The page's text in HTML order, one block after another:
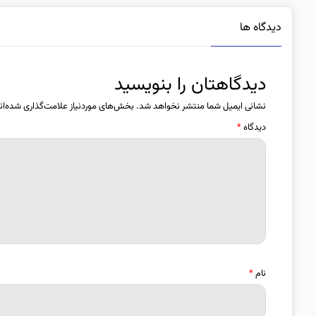
دیدگاه ها
دیدگاهتان را بنویسید
نشانی ایمیل شما منتشر نخواهد شد. بخش‌های موردنیاز علامت‌گذاری
دیدگاه*
نام*